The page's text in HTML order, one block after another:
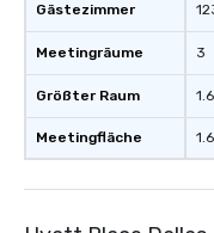
Gästezimmer
Meetingräume
Größter Raum
Meetingfläche
3